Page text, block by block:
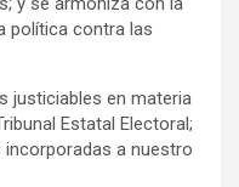
política contra las
justiciables en materia
Estatal Electoral;
a nuestro